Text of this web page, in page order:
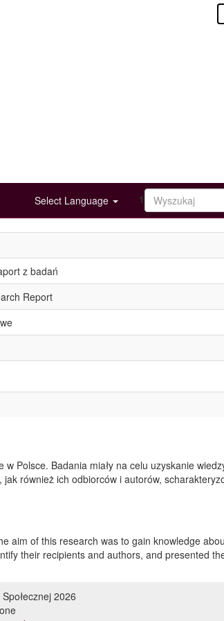
1
Select Language
z badań
Report
Polsce. Badania miały na celu uzyskanie
również ich odbiorców i autorów,
aim of this research was to gain knowledge
their recipients and authors, and presented
2026